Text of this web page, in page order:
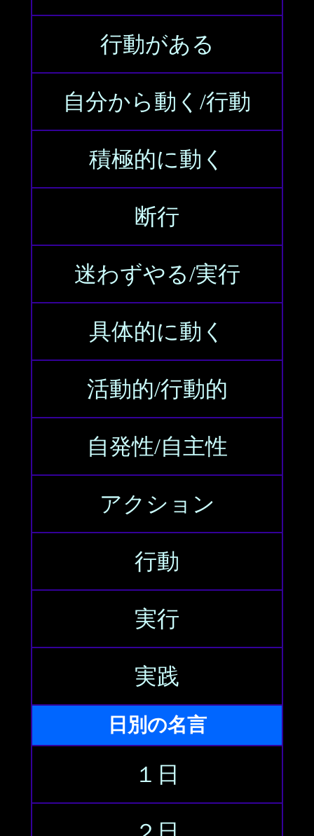
行動がある
自分から動く/行動
積極的に動く
断行
迷わずやる/実行
具体的に動く
活動的/行動的
自発性/自主性
アクション
行動
実行
実践
日別の名言
１日